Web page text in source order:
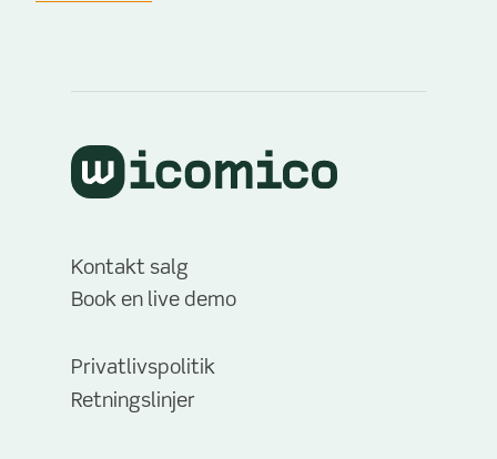
Kontakt salg
Book en live demo
Privatlivspolitik
Retningslinjer